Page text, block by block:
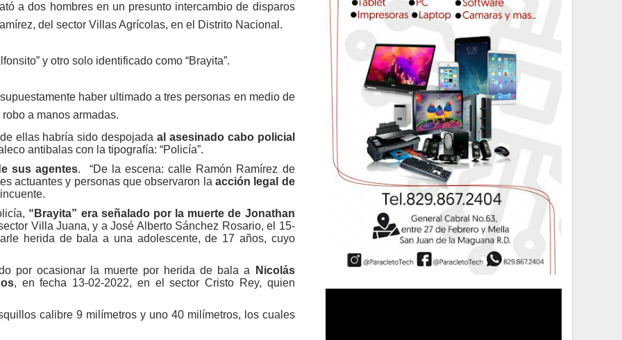
a dos hombres en un presunto intercambio de disparos
del sector Villas Agrícolas, en el Distrito Nacional.
y otro solo identificado como “Brayita”.
haber ultimado a tres personas en medio de
a manos armadas.
ellas habría sido despojadaal asesinado cabo policial
antibalas con la tipografía: “Policía”.
sus agentes. “De la escena: calle Ramón Ramírez de
actuantes y personas que observaron la acción legal de
“Brayita” era señalado por la muerte de Jonathan
Villa Juana, y a José Alberto Sánchez Rosario, el 15-
herida de bala a una adolescente, de 17 años, cuyo
por ocasionar la muerte por herida de bala a
Nicolás
, en fecha 13-02-2022, en el sector Cristo Rey, quien
calibre 9 milímetros y uno 40 milímetros, los cuales